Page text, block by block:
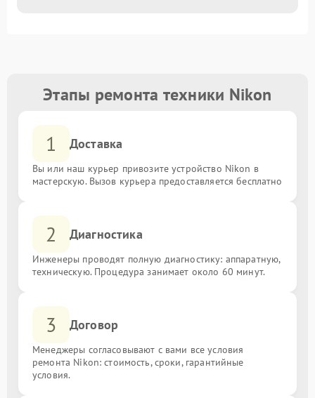
Этапы ремонта техники Nikon
1 Доставка
Вы или наш курьер привозите устройство Nikon в
мастерскую. Вызов курьера предоставляется бесплатно
2 Диагностика
Инженеры проводят полную диагностику: аппаратную,
техническую. Процедура занимает около 60 минут.
3 Договор
Менеджеры согласовывают с вами все условия
ремонта Nikon: стоимость, сроки, гарантийные
условия.